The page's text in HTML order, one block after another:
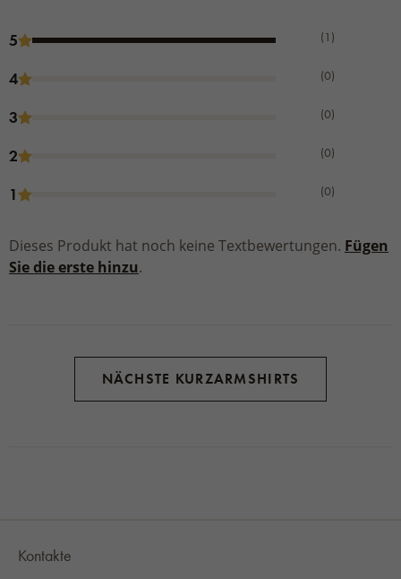
5 (1)
4 (0)
3 (0)
2 (0)
1 (0)
Dieses Produkt hat noch keine Textbewertungen. Fügen
Sie die erste hinzu.
NÄCHSTE KURZARMSHIRTS
Kontakte